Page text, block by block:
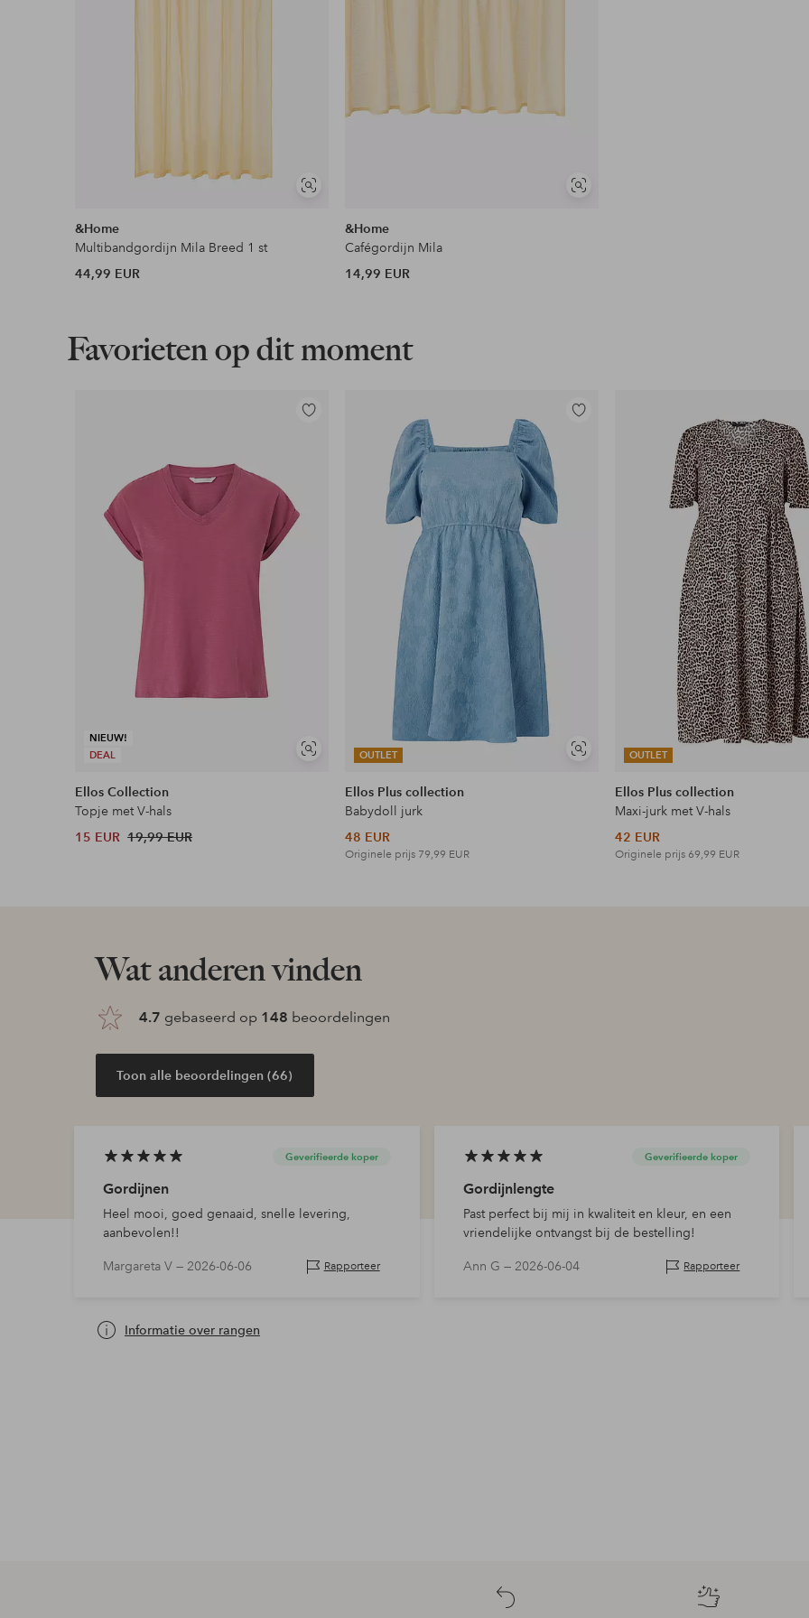
Flexibele betaalwijze
Nu betalen, later betalen of in termijnen betalen
Soortgelijke
&Home
Multibandgordijn Mila Breed 1 st
44,99 EUR
Soortgelijke
&Home
Cafégordijn Mila
14,99 EUR
Favorieten op dit moment
NIEUW!
DEAL
Soortgelijke
Toevoegen
Ellos Collection
Topje met V-hals
15 EUR 19,99 EUR
OUTLET
Soortgelijke
Toevoegen
Ellos Plus collection
Babydoll jurk
48 EUR
Originele prijs 79,99 EUR
OUTLET
Ellos Plus collection
Maxi-jurk met V-hals
42 EUR
Originele prijs 69,99 EUR
Wat anderen vinden
4.7 gebaseerd op 148 beoordelingen
Toon alle beoordelingen (66)
Geverifieerde koper
Gordijnen
Heel mooi, goed genaaid, snelle levering,
aanbevolen!!
Margareta V — 2026-06-06 Rapporteer
Geverifieerde koper
Gordijnlengte
Past perfect bij mij in kwaliteit en kleur, en een
vriendelijke ontvangst bij de bestelling!
Ann G — 2026-06-04 Rapporteer
Informatie over rangen